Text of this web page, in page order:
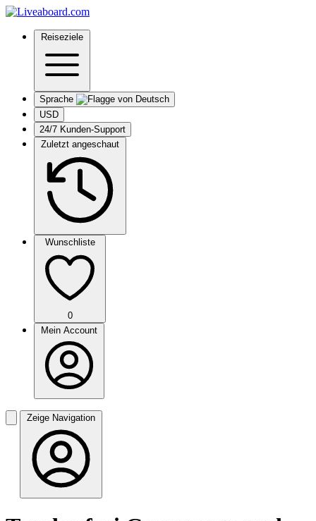
Reiseziele
Sprache
USD
24/7 Kunden-Support
Zuletzt angeschaut
Wunschliste
0
Mein Account
Zeige Navigation